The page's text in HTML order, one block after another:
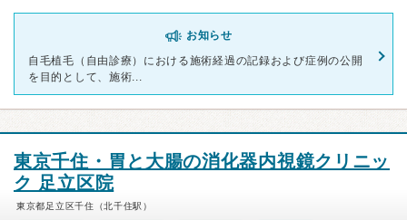
お知らせ
自毛植毛（自由診療）における施術経過の記録および症例の公開
を目的として、施術...
東京千住・胃と大腸の消化器内視鏡クリニッ
ク 足立区院
東京都足立区千住（北千住駅）